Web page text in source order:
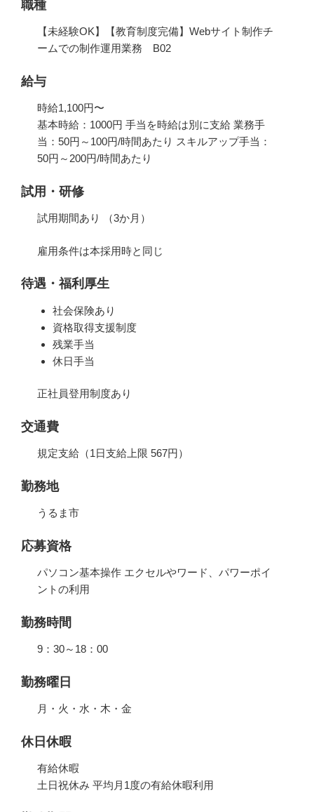
職種
【未経験OK】【教育制度完備】Webサイト制作チ
ームでの制作運用業務 B02
給与
時給1,100円〜
基本時給：1000円 手当を時給は別に支給 業務手
当：50円～100円/時間あたり スキルアップ手当：
50円～200円/時間あたり
試用・研修
試用期間あり （3か月）
雇用条件は本採用時と同じ
待遇・福利厚生
社会保険あり
資格取得支援制度
残業手当
休日手当
正社員登用制度あり
交通費
規定支給（1日支給上限 567円）
勤務地
うるま市
応募資格
パソコン基本操作 エクセルやワード、パワーポイ
ントの利用
勤務時間
9：30～18：00
勤務曜日
月・火・水・木・金
休日休暇
有給休暇
土日祝休み 平均月1度の有給休暇利用